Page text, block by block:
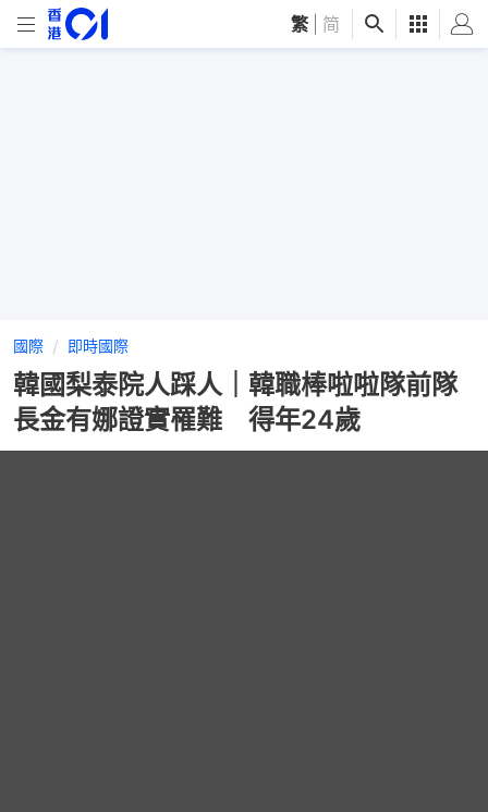
繁 简
國際 即時國際
韓國梨泰院人踩人｜韓職棒啦啦隊前隊
長金有娜證實罹難 得年24歲